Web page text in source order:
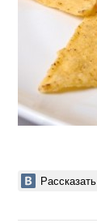
Рассказать